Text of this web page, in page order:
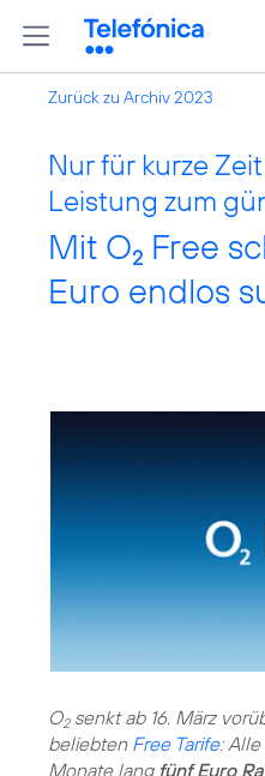
Zurück zu Archiv 2023
Nur für kurze
Leistung zum
Mit O2 Free
Euro endlos
O2senkt ab 16. März
beliebten Free Tarife:
Monate lang fünf Euro